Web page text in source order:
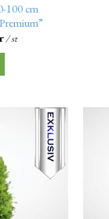
100 cm
/ st